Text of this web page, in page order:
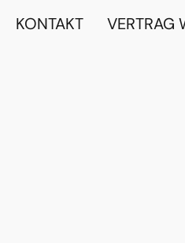
KONTAKT VERTRAG